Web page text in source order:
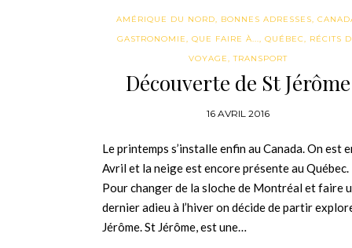
AMÉRIQUE DU NORD, BONNES ADRESSES,
GASTRONOMIE, QUE FAIRE À..., QUÉBEC, RÉCITS
VOYAGE,TRANSPORT
Découverte de St Jérôme
16 AVRIL 2016
Le printemps s’installe enfin au Canada. On est
Avril et la neige est encore présente au Québec.
Pour changer de la sloche de Montréal et faire
dernier adieu à l’hiver on décide de partir
Jérôme. St Jérôme, est une…